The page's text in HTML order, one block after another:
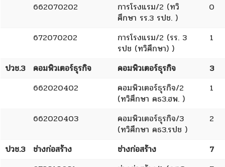
662070202
การโรงแรม/2 (ทวิ
ศึกษา รร.3 รปช. )
0
672070202
การโรงแรม/2 (รร. 3
รปช (ทวิศึกษา) )
1
ปวช.3 คอมพิวเตอร์ธุรกิจ คอมพิวเตอร์ธุรกิจ
3
662020402
คอมพิวเตอร์ธุรกิจ/2
(ทวิศึกษา คธ3.ฮพ. )
1
662020403
คอมพิวเตอร์ธุรกิจ/3
(ทวิศึกษา คธ3.รปช )
2
ปวช.3 ช่างก่อสร้าง ช่างก่อสร้าง
7